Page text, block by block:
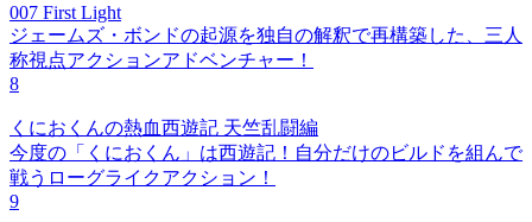
007 First Light
ジェームズ・ボンドの起源を独自の解釈で再構築した、三人
称視点アクションアドベンチャー！
8
くにおくんの熱血西遊記 天竺乱闘編
今度の「くにおくん」は西遊記！自分だけのビルドを組んで
戦うローグライクアクション！
9